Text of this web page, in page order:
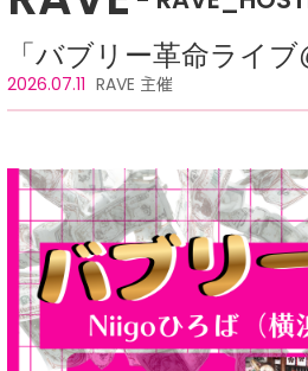
「バブリー革命ライ
2026.07.11 RAVE 主催